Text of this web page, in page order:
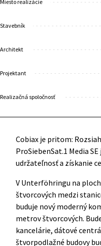
Miesto realizácie
Stavebník
Architekt
Projektant
Realizačná spoločnosť
Cobiax je pritom:
ProSiebenSat.1 Media
udržateľnosť a získanie
V Unterföhringu na
štvorcových medzi
buduje nový moderný
metrov štvorcových.
kancelárie, dátové
štvorpodlažné budovy